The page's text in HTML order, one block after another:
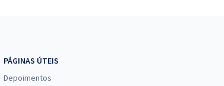
PÁGINAS ÚTEIS
Depoimentos